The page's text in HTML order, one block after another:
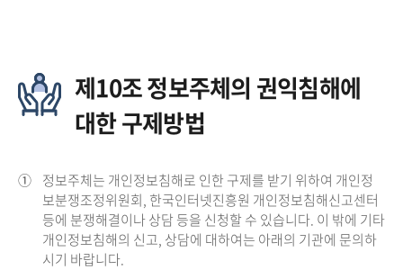
제10조 정보주체의 권익침해에
대한 구제방법
① 정보주체는 개인정보침해로 인한 구제를 받기 위하여 개인정
보분쟁조정위원회, 한국인터넷진흥원 개인정보침해신고센터
등에 분쟁해결이나 상담 등을 신청할 수 있습니다. 이 밖에 기타
개인정보침해의 신고, 상담에 대하여는 아래의 기관에 문의하
시기 바랍니다.